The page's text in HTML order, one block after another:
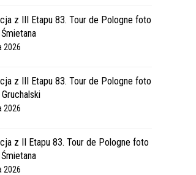
z III Etapu 83. Tour de Pologne foto
2026
z III Etapu 83. Tour de Pologne foto
2026
z II Etapu 83. Tour de Pologne foto
2026